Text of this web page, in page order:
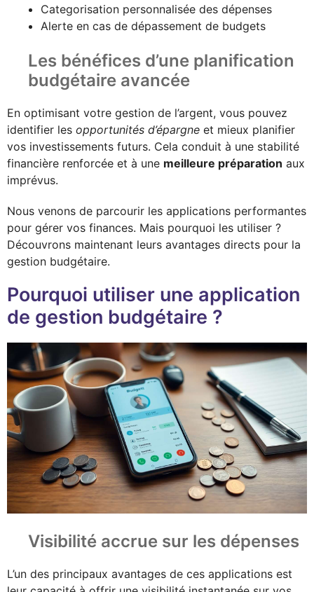
Categorisation personnalisée des dépenses
Alerte en cas de dépassement de budgets
Les bénéfices d’une planification
budgétaire avancée
En optimisant votre gestion de l’argent, vous pouvez
identifier les opportunités d’épargne et mieux planifier
vos investissements futurs. Cela conduit à une stabilité
financière renforcée et à une meilleure préparation aux
imprévus.
Nous venons de parcourir les applications performantes
pour gérer vos finances. Mais pourquoi les utiliser ?
Découvrons maintenant leurs avantages directs pour la
gestion budgétaire.
Pourquoi utiliser une application
de gestion budgétaire ?
Visibilité accrue sur les dépenses
L’un des principaux avantages de ces applications est